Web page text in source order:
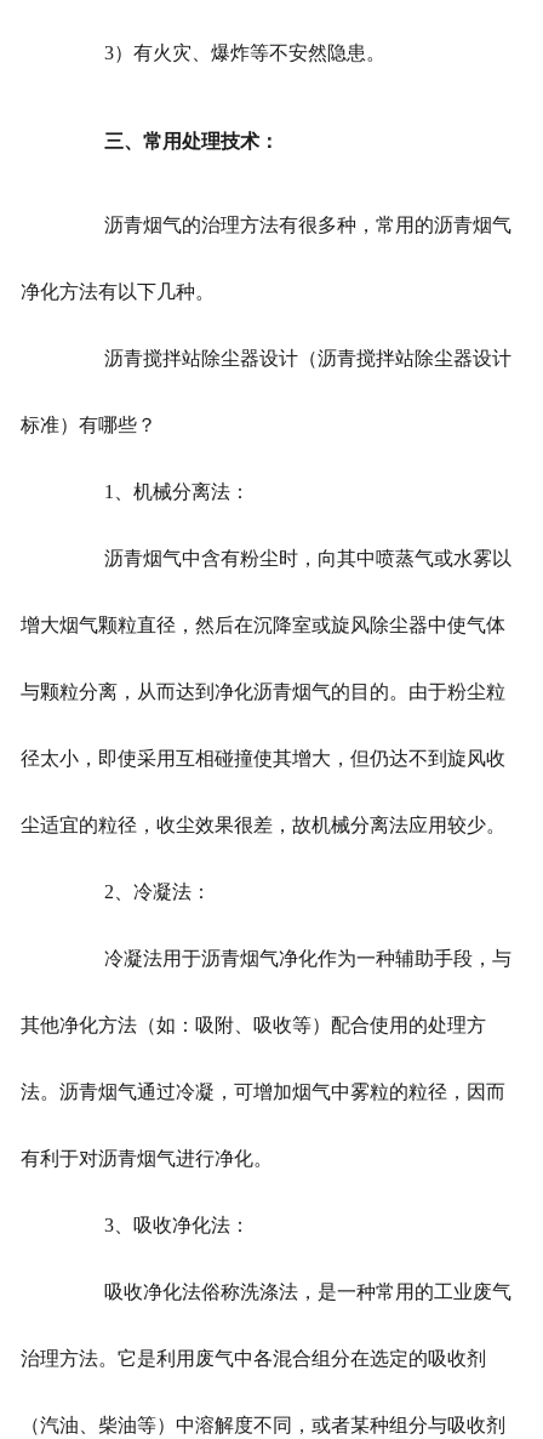
3）有火灾、爆炸等不安然隐患。
三、常用处理技术：
沥青烟气的治理方法有很多种，常用的沥青烟气
净化方法有以下几种。
沥青搅拌站除尘器设计（沥青搅拌站除尘器设计
标准）有哪些？
1、机械分离法：
沥青烟气中含有粉尘时，向其中喷蒸气或水雾以
增大烟气颗粒直径，然后在沉降室或旋风除尘器中使气体
与颗粒分离，从而达到净化沥青烟气的目的。由于粉尘粒
径太小，即使采用互相碰撞使其增大，但仍达不到旋风收
尘适宜的粒径，收尘效果很差，故机械分离法应用较少。
2、冷凝法：
冷凝法用于沥青烟气净化作为一种辅助手段，与
其他净化方法（如：吸附、吸收等）配合使用的处理方
法。沥青烟气通过冷凝，可增加烟气中雾粒的粒径，因而
有利于对沥青烟气进行净化。
3、吸收净化法：
吸收净化法俗称洗涤法，是一种常用的工业废气
治理方法。它是利用废气中各混合组分在选定的吸收剂
（汽油、柴油等）中溶解度不同，或者某种组分与吸收剂